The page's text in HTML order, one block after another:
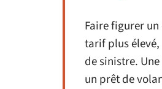
Faire figurer
tarif plus élevé,
de sinistre.
un prêt de